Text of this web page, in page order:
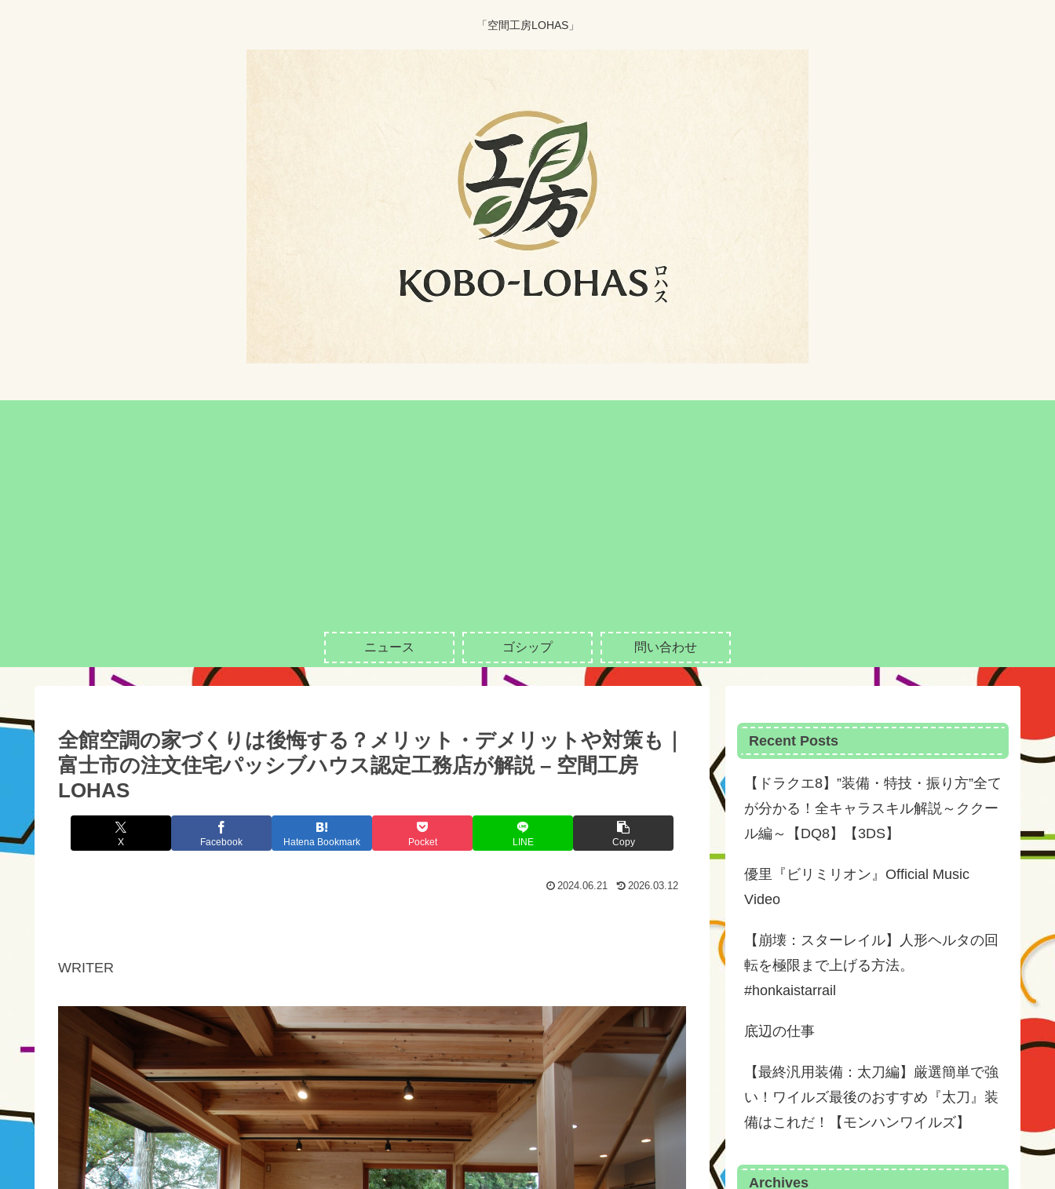
「空間工房LOHAS」
ニュース ゴシップ 問い合わせ
全館空調の家づくりは後悔する？メリット・デメリットや対策も｜
富士市の注文住宅パッシブハウス認定工務店が解説 – 空間工房
LOHAS
X Facebook Hatena Bookmark Pocket LINE Copy
2024.06.21 2026.03.12
WRITER
Recent Posts
【ドラクエ8】”装備・特技・振り方”全て
が分かる！全キャラスキル解説～ククー
ル編～【DQ8】【3DS】
優里『ビリミリオン』Official Music
Video
【崩壊：スターレイル】人形ヘルタの回
転を極限まで上げる方法。
#honkaistarrail
底辺の仕事
【最終汎用装備：太刀編】厳選簡単で強
い！ワイルズ最後のおすすめ『太刀』装
備はこれだ！【モンハンワイルズ】
Archives